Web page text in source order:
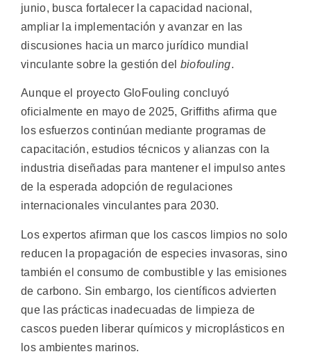
junio, busca fortalecer la capacidad nacional,
ampliar la implementación y avanzar en las
discusiones hacia un marco jurídico mundial
vinculante sobre la gestión del biofouling.
Aunque el proyecto GloFouling concluyó
oficialmente en mayo de 2025, Griffiths afirma que
los esfuerzos continúan mediante programas de
capacitación, estudios técnicos y alianzas con la
industria diseñadas para mantener el impulso antes
de la esperada adopción de regulaciones
internacionales vinculantes para 2030.
Los expertos afirman que los cascos limpios no solo
reducen la propagación de especies invasoras, sino
también el consumo de combustible y las emisiones
de carbono. Sin embargo, los científicos advierten
que las prácticas inadecuadas de limpieza de
cascos pueden liberar químicos y microplásticos en
los ambientes marinos.